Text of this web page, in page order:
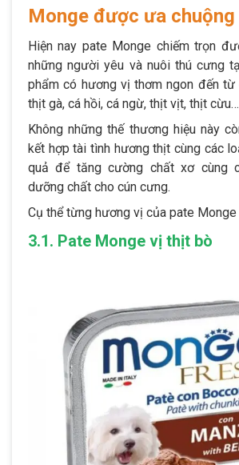
Monge được ưa
Hiện nay pate Monge chiếm trọn
những người yêu và nuôi thú cưng
phẩm có hương vị thơm ngon đến
thịt gà, cá hồi, cá ngừ, thịt vịt, thịt cừu…
Không những thế thương hiệu này
kết hợp tài tình hương thịt cùng các
quả để tăng cường chất xơ cùng
dưỡng chất cho cún cưng.
Cụ thể từng hương vị của pate Monge
3.1. Pate Monge vị thịt bò